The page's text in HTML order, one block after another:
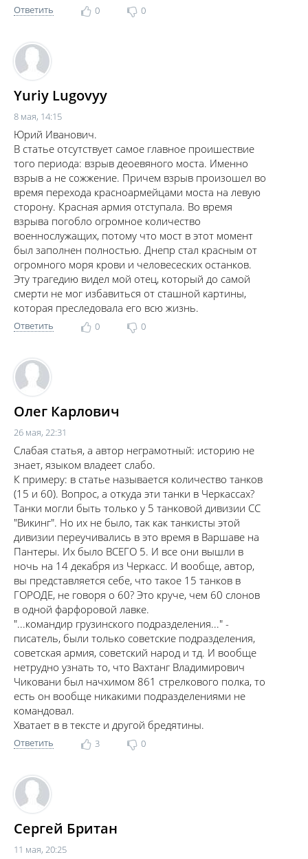
Ответить 0 0
Yuriy Lugovyy
8 мая, 14:15
Юрий Иванович.
В статье отсутствует самое главное проишествие
того периода: взрыв деоевяного моста. Именно
взрыв а не сожжение. Причем взрыв произошел во
время перехода красноармейцами моста на левую
сторону. Красная армия отступала. Во время
взрыва погобло огромное количество
военнослужащих, потому что мост в этот момент
был заполнен полностью. Днепр стал красным от
огромного моря крови и человесеских останков.
Эту трагедию видел мой отец, который до самой
смерти не мог избавиться от сташной картины,
которая преследовала его всю жизнь.
Ответить 0 0
Олег Карлович
26 мая, 22:31
Слабая статья, а автор неграмотный: историю не
знает, языком владеет слабо.
К примеру: в статье называется количество танков
(15 и 60). Вопрос, а откуда эти танки в Черкассах?
Танки могли быть только у 5 танковой дивизии СС
"Викинг". Но их не было, так как танкисты этой
дивизии переучивались в это время в Варшаве на
Пантеры. Их было ВСЕГО 5. И все они вышли в
ночь на 14 декабря из Черкасс. И вообще, автор,
вы представляется себе, что такое 15 танков в
ГОРОДЕ, не говоря о 60? Это круче, чем 60 слонов
в одной фарфоровой лавке.
"...командир грузинского подразделения..." -
писатель, были только советские подразделения,
советская армия, советский народ и тд. И вообще
нетрудно узнать то, что Вахтанг Владимирович
Чиковани был начхимом 861 стрелкового полка, то
есть он вообще никакими подразделениями не
командовал.
Хватает в в тексте и другой бредятины.
Ответить 3 0
Сергей Британ
11 мая, 20:25